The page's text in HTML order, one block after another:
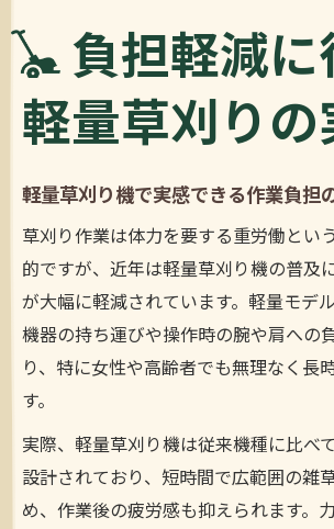
負担軽減
軽量草刈り
軽量草刈り機で実感できる作業負担
草刈り作業は体力を要する重労働とい
的ですが、近年は軽量草刈り機の普及
が大幅に軽減されています。軽量モデ
機器の持ち運びや操作時の腕や肩への
り、特に女性や高齢者でも無理なく長
す。
実際、軽量草刈り機は従来機種に比べ
設計されており、短時間で広範囲の雑
め、作業後の疲労感も抑えられます。